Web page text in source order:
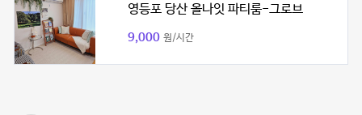
영등포 당산 올나잇 파티룸-그로브
9,000 원/시간